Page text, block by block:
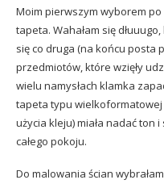
Moim pierwszym wyborem
tapeta. Wahałam się
się co druga (na końcu posta
przedmiotów, które wzięły
wielu namysłach klamka
tapeta typu
użycia kleju) miała nadać ton
całego pokoju.
Do malowania ścian